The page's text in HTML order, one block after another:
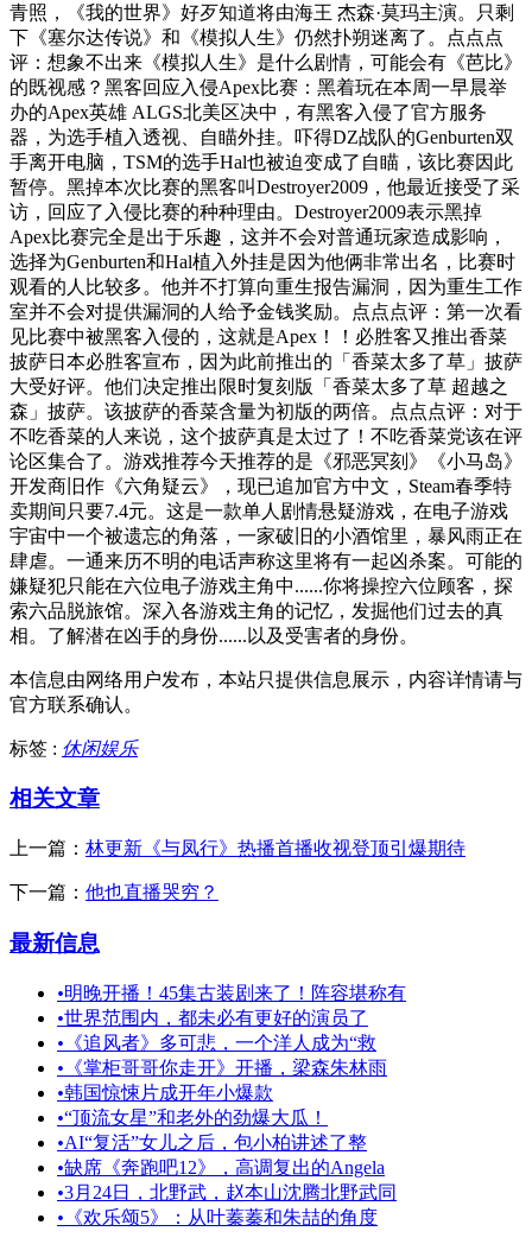
青照，《我的世界》好歹知道将由海王 杰森·莫玛主演。只剩
下《塞尔达传说》和《模拟人生》仍然扑朔迷离了。点点点
评：想象不出来《模拟人生》是什么剧情，可能会有《芭比》
的既视感？黑客回应入侵Apex比赛：黑着玩在本周一早晨举
办的Apex英雄 ALGS北美区决中，有黑客入侵了官方服务
器，为选手植入透视、自瞄外挂。吓得DZ战队的Genburten双
手离开电脑，TSM的选手Hal也被迫变成了自瞄，该比赛因此
暂停。黑掉本次比赛的黑客叫Destroyer2009，他最近接受了采
访，回应了入侵比赛的种种理由。Destroyer2009表示黑掉
Apex比赛完全是出于乐趣，这并不会对普通玩家造成影响，
选择为Genburten和Hal植入外挂是因为他俩非常出名，比赛时
观看的人比较多。他并不打算向重生报告漏洞，因为重生工作
室并不会对提供漏洞的人给予金钱奖励。点点点评：第一次看
见比赛中被黑客入侵的，这就是Apex！！必胜客又推出香菜
披萨日本必胜客宣布，因为此前推出的「香菜太多了草」披萨
大受好评。他们决定推出限时复刻版「香菜太多了草 超越之
森」披萨。该披萨的香菜含量为初版的两倍。点点点评：对于
不吃香菜的人来说，这个披萨真是太过了！不吃香菜党该在评
论区集合了。游戏推荐今天推荐的是《邪恶冥刻》《小马岛》
开发商旧作《六角疑云》，现已追加官方中文，Steam春季特
卖期间只要7.4元。这是一款单人剧情悬疑游戏，在电子游戏
宇宙中一个被遗忘的角落，一家破旧的小酒馆里，暴风雨正在
肆虐。一通来历不明的电话声称这里将有一起凶杀案。可能的
嫌疑犯只能在六位电子游戏主角中......你将操控六位顾客，探
索六品脱旅馆。深入各游戏主角的记忆，发掘他们过去的真
相。了解潜在凶手的身份......以及受害者的身份。
本信息由网络用户发布， 本站只提供信息展示，内容详情请与
官方联系确认。
标签 : 休闲娱乐
相关文章
上一篇： 林更新《与凤行》热播首播收视登顶引爆期待
下一篇： 他也直播哭穷？
最新信息
•明晚开播！45集古装剧来了！阵容堪称有
•世界范围内，都未必有更好的演员了
• 《追风者》多可悲，一个洋人成为“救
• 《掌柜哥哥你走开》开播，梁森朱林雨
•韩国惊悚片成开年小爆款
•“顶流女星”和老外的劲爆大瓜！
•AI“复活”女儿之后，包小柏讲述了整
•缺席《奔跑吧12》，高调复出的Angela
•3月24日，北野武，赵本山沈腾北野武同
• 《欢乐颂5》：从叶蓁蓁和朱喆的角度